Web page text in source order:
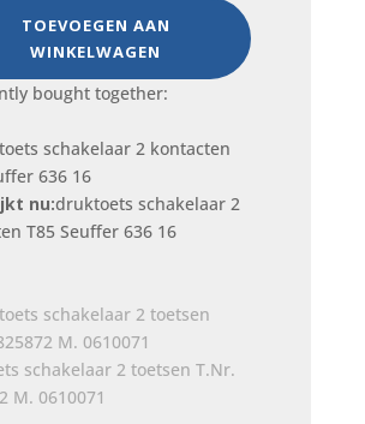
TOEVOEGEN AAN
WINKELWAGEN
bought together:
nu:druktoets schakelaar 2
T85 Seuffer 636 16
schakelaar 2 toetsen T.Nr.
M. 0610071